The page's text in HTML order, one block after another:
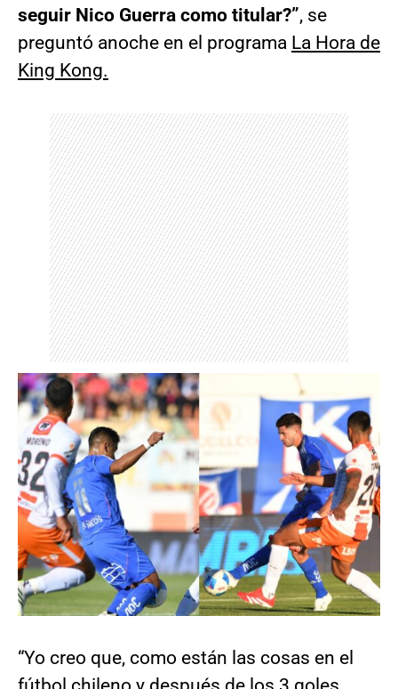
seguir Nico Guerra como titular?”, se
preguntó anoche en el programa La Hora de
King Kong.
“Yo creo que, como están las cosas en el